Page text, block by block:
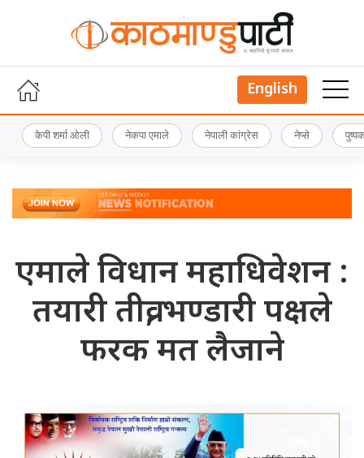
English
केपी शर्मा ओली नेकपा एमाले नेपाली कांग्रेस नेप्से
एमाले विधान महाधिवेशन :
तयारी तीव्र, भण्डारी पक्षले
फरक मत लैजाने